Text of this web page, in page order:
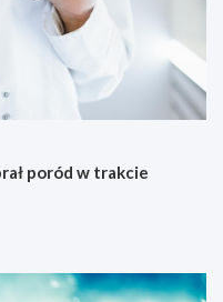
poród w trakcie